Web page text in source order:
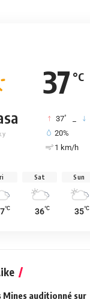
37 °C
37°
20%
1 km/h
°C
Sat
36°C
Sun
35°C
Mines auditionné sur